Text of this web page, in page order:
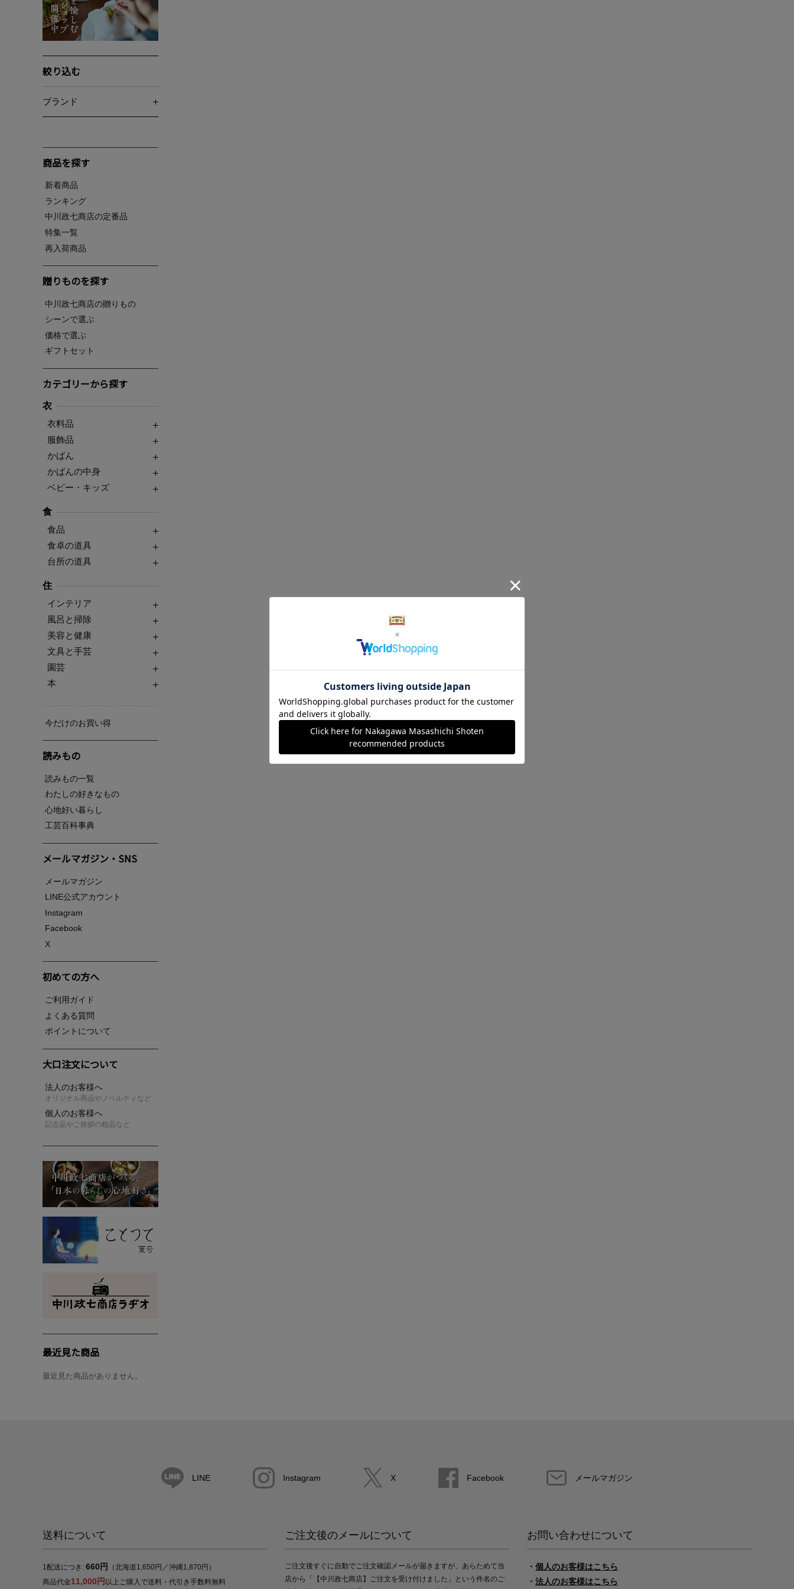
絞り込む
ブランド
商品を探す
新着商品
ランキング
中川政七商店の定番品
特集一覧
再入荷商品
贈りものを探す
中川政七商店の贈りもの
シーンで選ぶ
価格で選ぶ
ギフトセット
カテゴリーから探す
衣
衣料品
服飾品
かばん
かばんの中身
ベビー・キッズ
食
食品
食卓の道具
台所の道具
住
インテリア
風呂と掃除
美容と健康
文具と手芸
園芸
本
今だけのお買い得
読みもの
読みもの一覧
わたしの好きなもの
心地好い暮らし
工芸百科事典
メールマガジン・SNS
メールマガジン
LINE公式アカウント
Instagram
Facebook
X
初めての方へ
ご利用ガイド
よくある質問
ポイントについて
大口注文について
法人のお客様へ
オリジナル商品やノベルティなど
個人のお客様へ
記念品やご挨拶の粗品など
最近見た商品
最近見た商品がありません。
LINE Instagram X Facebook メールマガジン
送料について
1配送につき: 660円
（北海道1,650円／沖縄1,870円）
商品代金11,000円 以上ご購入で送料・代引き手数料無料
ご注文後のメールについて
ご注文後すぐに自動でご注文確認メールが届きますが、あらためて当
店から「【中川政七商店】ご注文を受け付けました」という件名のご
お問い合わせについて
・ 個人のお客様はこちら
・ 法人のお客様はこちら